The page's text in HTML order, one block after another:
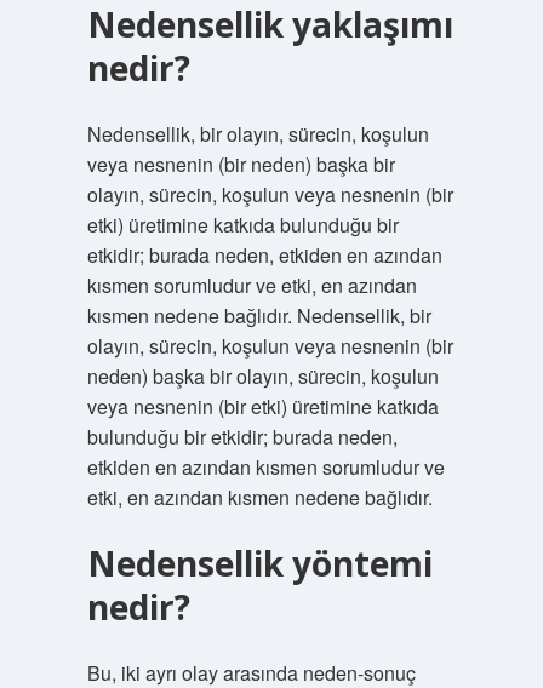
Nedensellik yaklaşımı
nedir?
Nedensellik, bir olayın, sürecin, koşulun
veya nesnenin (bir neden) başka bir
olayın, sürecin, koşulun veya nesnenin (bir
etki) üretimine katkıda bulunduğu bir
etkidir; burada neden, etkiden en azından
kısmen sorumludur ve etki, en azından
kısmen nedene bağlıdır. Nedensellik, bir
olayın, sürecin, koşulun veya nesnenin (bir
neden) başka bir olayın, sürecin, koşulun
veya nesnenin (bir etki) üretimine katkıda
bulunduğu bir etkidir; burada neden,
etkiden en azından kısmen sorumludur ve
etki, en azından kısmen nedene bağlıdır.
Nedensellik yöntemi
nedir?
Bu, iki ayrı olay arasında neden-sonuç